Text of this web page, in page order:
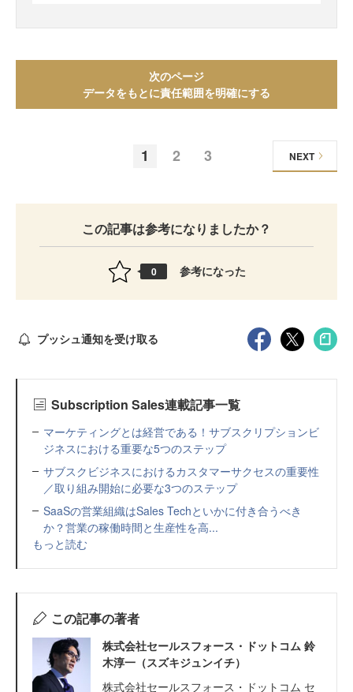
次のページ
データをもとに責任範囲を明確にする
1 2 3 NEXT
この記事は参考になりましたか？
0 参考になった
プッシュ通知を受け取る
Subscription Sales連載記事一覧
マーケティングとは経営である！サブスクリプションビ
ジネスにおける重要な5つのステップ
サブスクビジネスにおけるカスタマーサクセスの重要性
／取り組み開始に必要な3つのステップ
SaaSの営業組織はSales Techといかに付き合うべき
か？営業の稼働時間と生産性を高...
もっと読む
この記事の著者
株式会社セールスフォース・ドットコム 鈴
木淳一（スズキジュンイチ）
株式会社セールスフォース・ドットコム セ